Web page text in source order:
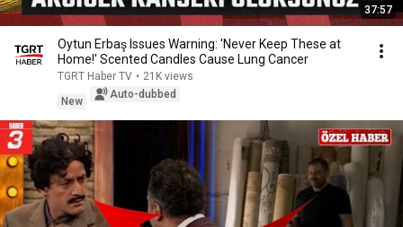
37:57
Oytun Erbaş Issues Warning: 'Never Keep These at
Home!' Scented Candles Cause Lung Cancer
TGRT Haber TV • 21K views
New
Auto-dubbed